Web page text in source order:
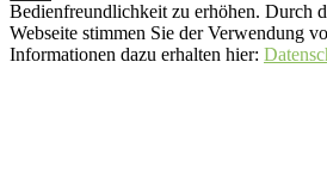
Bedienfreundlichkeit zu erhöhen. Durch
Webseite stimmen Sie der Verwendung
Informationen dazu erhalten hier: